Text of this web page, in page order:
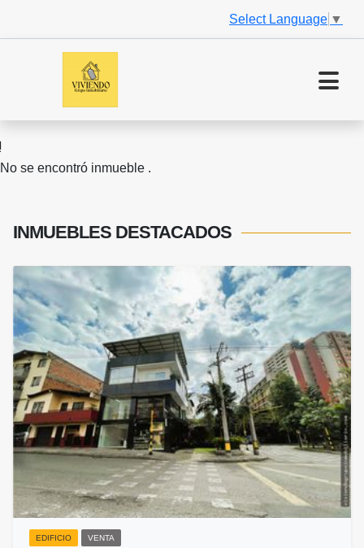
Select Language ▼
No se encontró inmueble .
INMUEBLES DESTACADOS
EDIFICIO VENTA